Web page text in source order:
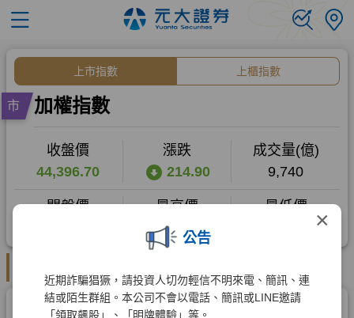
×
公告
近期詐騙猖獗，請投資人切勿輕信不明來電、簡訊、連
結或陌生群組。本公司不會以電話、簡訊或LINE邀請
「領取飆股」、「明牌體驗」等。